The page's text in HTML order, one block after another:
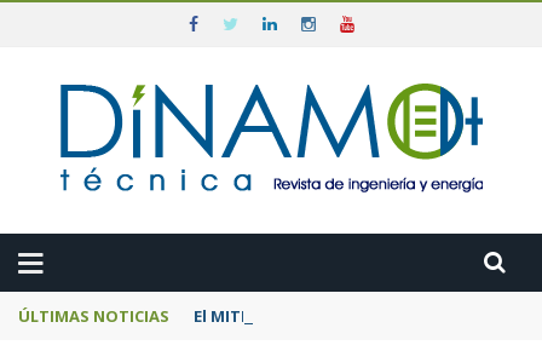
ÚLTIMAS NOTICIAS El MITECO prepara una subasta de 600